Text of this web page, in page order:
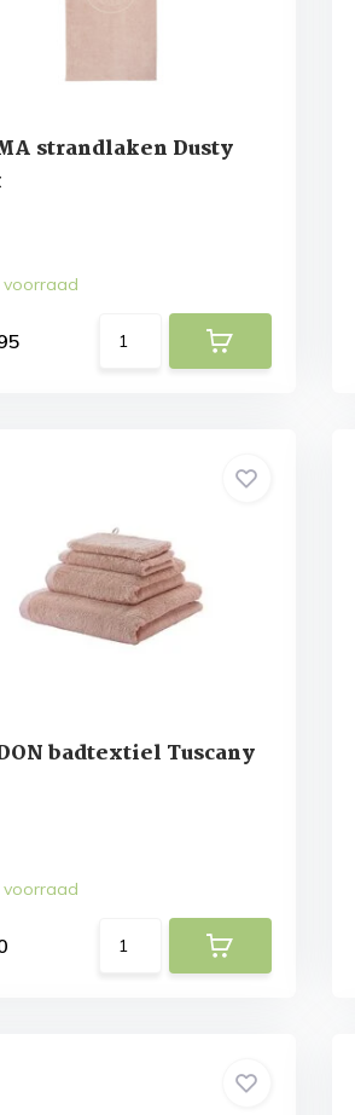
strandlaken Dusty
voorraad
badtextiel Tuscany
voorraad